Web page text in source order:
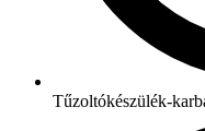
Tűzoltókészülék-